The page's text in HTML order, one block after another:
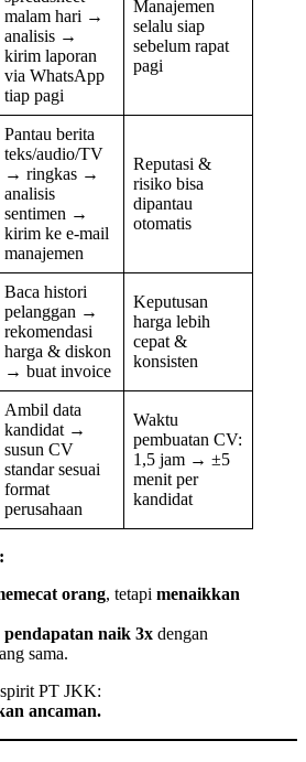
malam hari →
analisis →
kirim laporan
via WhatsApp
tiap pagi
Manajemen
selalu siap
sebelum rapat
pagi
Pantau berita
teks/audio/TV
→ ringkas →
analisis
sentimen →
kirim ke e-mail
manajemen
Reputasi &
risiko bisa
dipantau
otomatis
Baca histori
pelanggan →
rekomendasi
harga & diskon
→ buat invoice
Keputusan
harga lebih
cepat &
konsisten
Ambil data
kandidat →
susun CV
standar sesuai
format
perusahaan
Waktu
pembuatan CV:
1,5 jam → ±5
menit per
kandidat
orang, tetapi menaikkan
pendapatan naik 3x dengan
sama.
spirit PT JKK:
ancaman.